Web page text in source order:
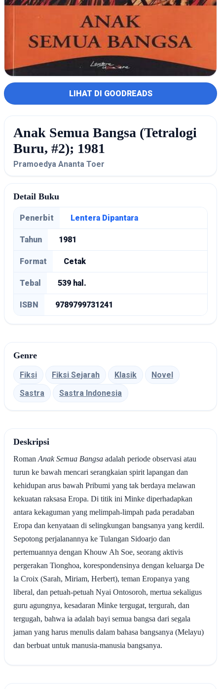
LIHAT DI GOODREADS
Anak Semua Bangsa (Tetralogi
Buru, #2); 1981
Pramoedya Ananta Toer
Detail Buku
Penerbit Lentera Dipantara
Tahun 1981
Format Cetak
Tebal 539 hal.
ISBN 9789799731241
Genre
Fiksi Fiksi Sejarah Klasik
Novel
Sastra
Sastra Indonesia
Deskripsi
Roman Anak Semua Bangsa adalah periode observasi atau
turun ke bawah mencari serangkaian spirit lapangan dan
kehidupan arus bawah Pribumi yang tak berdaya melawan
kekuatan raksasa Eropa. Di titik ini Minke diperhadapkan
antara kekaguman yang melimpah-limpah pada peradaban
Eropa dan kenyataan di selingkungan bangsanya yang kerdil.
Sepotong perjalanannya ke Tulangan Sidoarjo dan
pertemuannya dengan Khouw Ah Soe, seorang aktivis
pergerakan Tionghoa, korespondensinya dengan keluarga De
la Croix (Sarah, Miriam, Herbert), teman Eropanya yang
liberal, dan petuah-petuah Nyai Ontosoroh, mertua sekaligus
guru agungnya, kesadaran Minke tergugat, tergurah, dan
tergugah, bahwa ia adalah bayi semua bangsa dari segala
jaman yang harus menulis dalam bahasa bangsanya (Melayu)
dan berbuat untuk manusia-manusia bangsanya.